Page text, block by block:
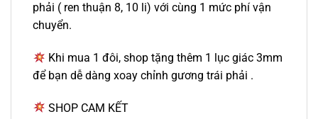
phải ( ren thuận 8, 10 li) với cùng 1 mức phí vận
chuyển.
Khi mua 1 đôi, shop tặng thêm 1 lục giác 3mm
để bạn dễ dàng xoay chỉnh gương trái phải .
SHOP CAM KẾT